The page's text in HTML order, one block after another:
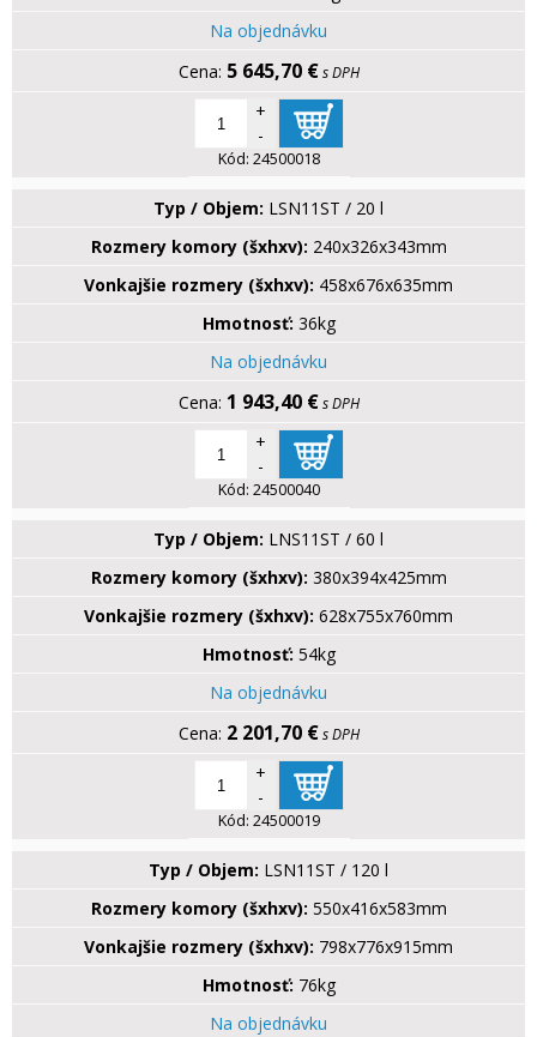
Na objednávku
5 645,70 € s DPH
+
-
Kód: 24500018
Typ / Objem: LSN11ST / 20 l
Rozmery komory (šxhxv): 240x326x343mm
Vonkajšie rozmery (šxhxv): 458x676x635mm
Hmotnosť: 36kg
Na objednávku
1 943,40 € s DPH
+
-
Kód: 24500040
Typ / Objem: LNS11ST / 60 l
Rozmery komory (šxhxv): 380x394x425mm
Vonkajšie rozmery (šxhxv): 628x755x760mm
Hmotnosť: 54kg
Na objednávku
2 201,70 € s DPH
+
-
Kód: 24500019
Typ / Objem: LSN11ST / 120 l
Rozmery komory (šxhxv): 550x416x583mm
Vonkajšie rozmery (šxhxv): 798x776x915mm
Hmotnosť: 76kg
Na objednávku